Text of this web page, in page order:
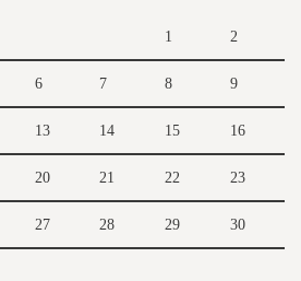
1 2
6 7 8 9
13 14 15 16
20 21 22 23
27 28 29 30